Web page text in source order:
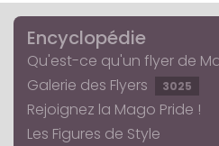
Encyclopédie
Qu'est-ce qu'un flyer de
Galerie des Flyers
3025
Rejoignez la Mago Pride !
Les Figures de Style